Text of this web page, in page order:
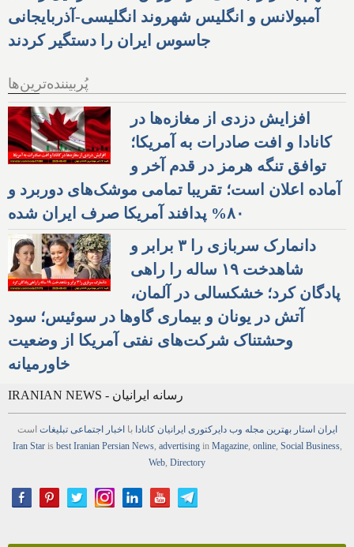
آمبولانس و انگلیس شهروند انگلیسی-آذربایجانی
جاسوس ایران را دستگیر کردند
پُربیننده‌ترین‌ها
افزایش دزدی از مغازه‌ها در
کانادا و افت صادرات به آمریکا؛
توافق تنگه هرمز در قدم آخر و
آماده اعلان است؛ تقریبا تمامی موشک‌های دوربرد و
۸۰% پدافند آمریکا صرف ایران شده
دانمارک سربازی را ۳ برابر و
شاهدخت ۱۹ ساله را راهی
پادگان کرد؛ خشکسالی در آلمان،
آتش در یونان و بیماری گاوها در سوئیس؛ سود
وحشتناک شرکت‌های نفتی آمریکا از وضعیت
خاورمیانه
IRANIAN NEWS - رسانه ایرانیان
ایران استار بهترین مجله وب دایرکتوری ایرانیان کانادا بااخبار اجتماعی تبلیغات است
Iran Staris best Iranian Persian News, advertisingin Magazine, online, Social Business,
Web Directory